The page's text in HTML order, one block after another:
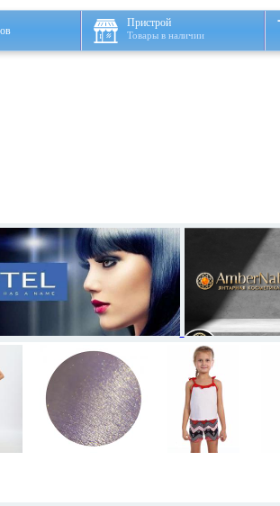
Пристрой
Товары в наличии